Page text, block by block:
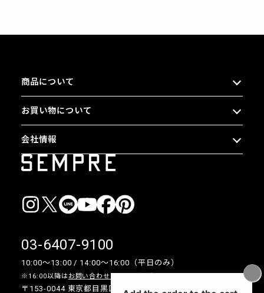
商品について
お買い物について
会社情報
03-6407-9100
10:00〜13:00 / 14:00〜16:00（平日のみ）
※16:00以降は お問い合わせフォーム
〒153-0044 東京都目黒区大橋 2-16-26 1F・2F